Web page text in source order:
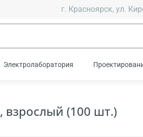
г. Красноярск, ул.
Электролаборатория
(100 шт.)